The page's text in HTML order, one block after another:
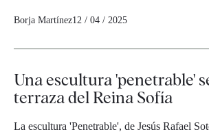
Borja Martínez12 / 04 / 2025
Una escultura 'penetrable'
terraza del Reina Sofía
La escultura 'Penetrable', de Jesús Rafael